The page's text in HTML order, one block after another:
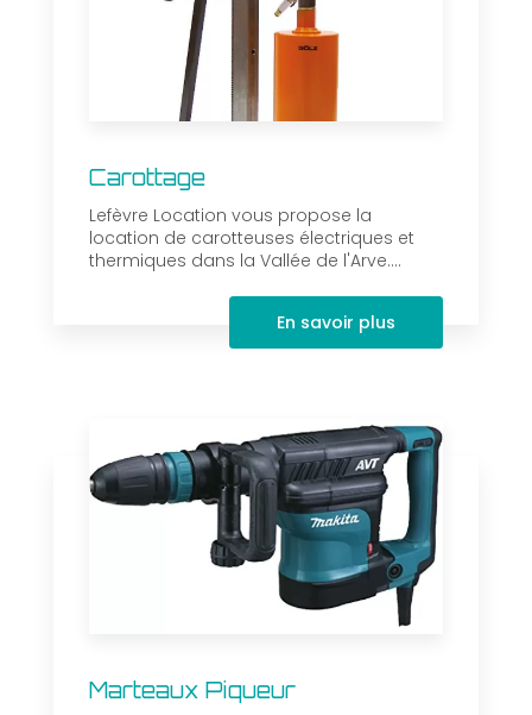
Carottage
Lefèvre Location vous propose la
location de carotteuses électriques et
thermiques dans la Vallée de l'Arve....
En savoir plus
Marteaux Piqueur